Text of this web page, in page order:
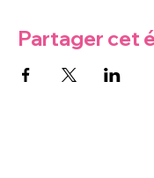
Partager cet